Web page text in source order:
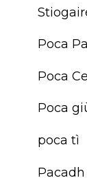
Poca
Poca
Poca
poca tì